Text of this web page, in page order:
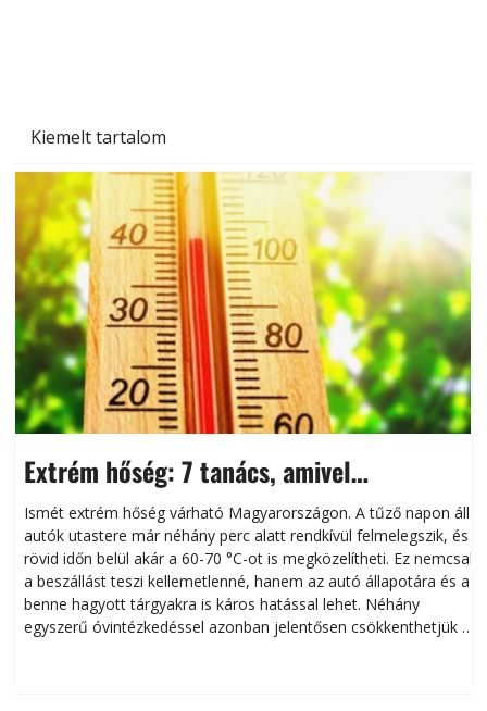
Kiemelt tartalom
Extrém hőség: 7 tanács, amivel
megóvhatjuk autónkat a nyári károktól
Ismét extrém hőség várható Magyarországon. A tűző napon álló
autók utastere már néhány perc alatt rendkívül felmelegszik, és
rövid időn belül akár a 60-70 °C-ot is megközelítheti. Ez nemcsak
a beszállást teszi kellemetlenné, hanem az autó állapotára és a
benne hagyott tárgyakra is káros hatással lehet. Néhány
egyszerű óvintézkedéssel azonban jelentősen csökkenthetjük a